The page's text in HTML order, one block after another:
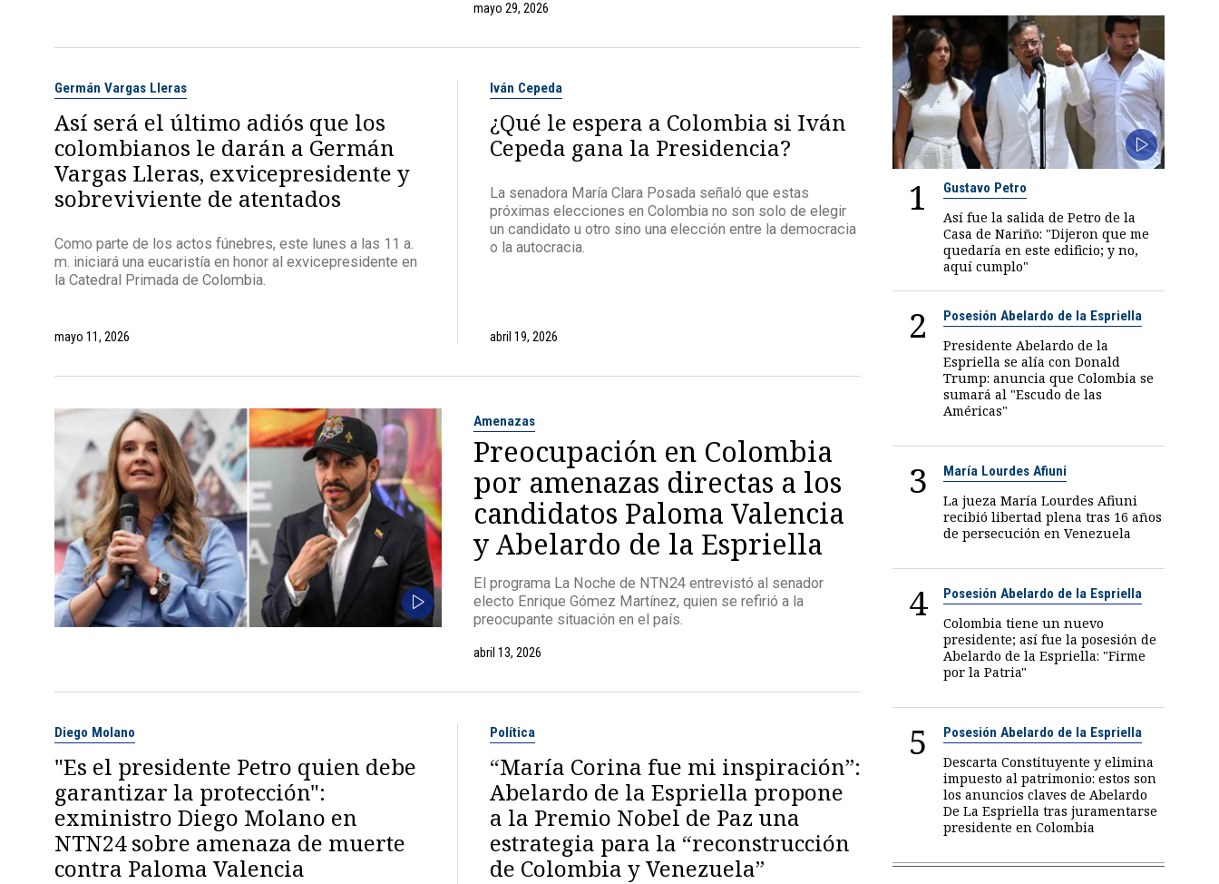
mayo 29, 2026
Germán Vargas Lleras
Así será el último adiós que los
colombianos le darán a Germán
Vargas Lleras, exvicepresidente y
sobreviviente de atentados
Como parte de los actos fúnebres, este lunes a las 11 a.
m. iniciará una eucaristía en honor al exvicepresidente en
la Catedral Primada de Colombia.
mayo 11, 2026
Iván Cepeda
¿Qué le espera a Colombia si Iván
Cepeda gana la Presidencia?
La senadora María Clara Posada señaló que estas
próximas elecciones en Colombia no son solo de elegir
un candidato u otro sino una elección entre la democracia
o la autocracia.
abril 19, 2026
Amenazas
Preocupación en Colombia
por amenazas directas a los
candidatos Paloma Valencia
y Abelardo de la Espriella
El programa La Noche de NTN24 entrevistó al senador
electo Enrique Gómez Martínez, quien se refirió a la
preocupante situación en el país.
abril 13, 2026
Diego Molano
"Es el presidente Petro quien debe
garantizar la protección":
exministro Diego Molano en
NTN24 sobre amenaza de muerte
contra Paloma Valencia
Política
“María Corina fue mi inspiración”:
Abelardo de la Espriella propone
a la Premio Nobel de Paz una
estrategia para la “reconstrucción
de Colombia y Venezuela”
1 Gustavo Petro
Así fue la salida de Petro de la
Casa de Nariño: "Dijeron que me
quedaría en este edificio; y no,
aquí cumplo"
2 Posesión Abelardo de la Espriella
Presidente Abelardo de la
Espriella se alía con Donald
Trump: anuncia que Colombia se
sumará al "Escudo de las
Américas"
3 María Lourdes Afiuni
La jueza María Lourdes Afiuni
recibió libertad plena tras 16 años
de persecución en Venezuela
4 Posesión Abelardo de la Espriella
Colombia tiene un nuevo
presidente; así fue la posesión de
Abelardo de la Espriella: "Firme
por la Patria"
5 Posesión Abelardo de la Espriella
Descarta Constituyente y elimina
impuesto al patrimonio: estos son
los anuncios claves de Abelardo
De La Espriella tras juramentarse
presidente en Colombia